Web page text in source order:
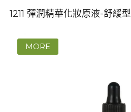
1211 彈潤精華化妝原液-舒緩型